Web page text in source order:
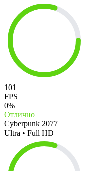
101
FPS
0%
Отлично
Cyberpunk 2077
Ultra • Full HD